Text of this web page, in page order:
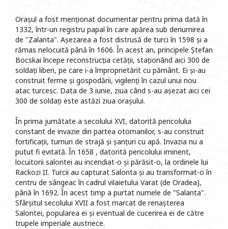
Orașul a fost menționat documentar pentru prima dată în
1332, într-un registru papal în care apărea sub denumirea
de "Zalanta". Așezarea a fost distrusă de turci în 1598 și a
rămas nelocuită până în 1606. În acest an, principele Ștefan
Bocskai începe reconstrucția cetății, staționând aici 300 de
soldați liberi, pe care i-a împroprietărit cu pământ. Ei și-au
construit ferme și gospodării, vigilenți în cazul unui nou
atac turcesc. Data de 3 iunie, ziua când s-au așezat aici cei
300 de soldați este astăzi ziua orașului.
În prima jumătate a secolului XVI, datorită pericolului
constant de invazie din partea otomanilor, s-au construit
fortificații, turnuri de strajă și șanțuri cu apă. Invazia nu a
putut fi evitată. În 1658 , datorită pericolului iminent,
locuitorii salontei au incendiat-o și părăsit-o, la ordinele lui
Rackozi II. Turcii au capturat Salonta și au transformat-o în
centru de sângeac în cadrul vilaietului Varat (de Oradea),
până în 1692. În acest timp a purtat numele de "Salanta".
Sfârșitul secolului XVII a fost marcat de renașterea
Salontei, popularea ei și eventual de cucerirea ei de către
trupele imperiale austriece.